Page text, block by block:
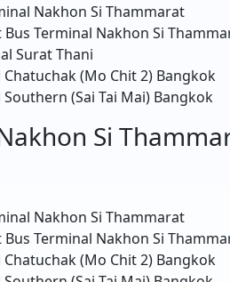
Nakhon Si Thammarat
Terminal Nakhon Si
Surat Thani
(Mo Chit 2) Bangkok
(Sai Tai Mai) Bangkok
Si
Nakhon Si Thammarat
Terminal Nakhon Si
(Mo Chit 2) Bangkok